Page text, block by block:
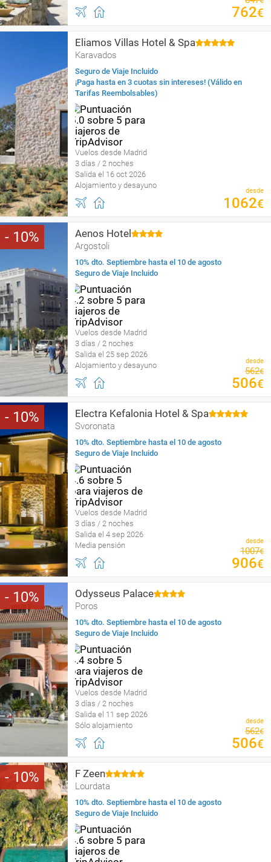
762€
Eliamos Villas Hotel & Spa
Karavados
Seguro de Viaje Incluido
¡Paga hasta en 3 cuotas sin intereses! (Válido en
Tarifas Reembolsables)
Vuelos desde Madrid
3 días / 2 noches
Salida el 16 oct 2026
Alojamiento y desayuno
desde
1062€
10 Aenos Hotel
Argostoli
10% dto. Septiembre hasta el 10 de agosto
Seguro de Viaje Incluido
Vuelos desde Madrid
3 días / 2 noches
Salida el 25 sep 2026
Alojamiento y desayuno
desde
562€
506€
10 Electra Kefalonia Hotel & Spa
Svoronata
10% dto. Septiembre hasta el 10 de agosto
Seguro de Viaje Incluido
Vuelos desde Madrid
3 días / 2 noches
Salida el 4 sep 2026
Media pensión
desde
1007€
906€
10 Odysseus Palace
Poros
10% dto. Septiembre hasta el 10 de agosto
Seguro de Viaje Incluido
Vuelos desde Madrid
3 días / 2 noches
Salida el 11 sep 2026
Sólo alojamiento
desde
562€
506€
10 F Zeen
Lourdata
10% dto. Septiembre hasta el 10 de agosto
Seguro de Viaje Incluido